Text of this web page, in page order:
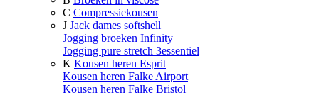
C Compressiekousen
J Jack dames softshell
Jogging broeken Infinity
Jogging pure stretch 3essentiel
K Kousen heren Esprit
Kousen heren Falke Airport
Kousen heren Falke Bristol